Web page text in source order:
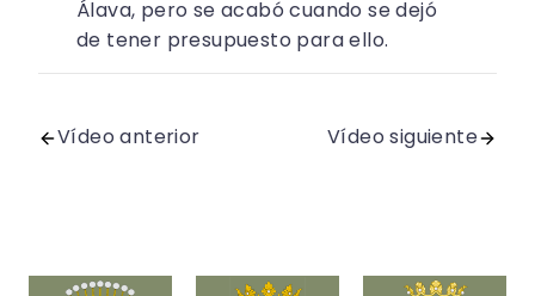
Álava, pero se acabó cuando se dejó
de tener presupuesto para ello.
Vídeo anterior Vídeo siguiente